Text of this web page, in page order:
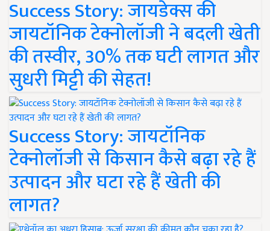
Success Story: जायडेक्स की
जायटॉनिक टेक्नोलॉजी ने बदली खेती
की तस्वीर, 30% तक घटी लागत और
सुधरी मिट्टी की सेहत!
Success Story: जायटॉनिक
टेक्नोलॉजी से किसान कैसे बढ़ा रहे हैं
उत्पादन और घटा रहे हैं खेती की
लागत?